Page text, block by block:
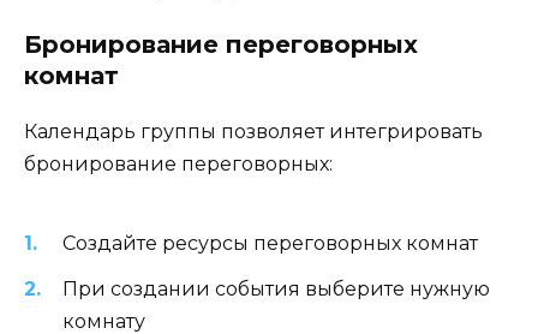
Бронирование переговорных
комнат
Календарь группы позволяет интегрировать
бронирование переговорных:
Создайте ресурсы переговорных комнат
При создании события выберите нужную
комнату